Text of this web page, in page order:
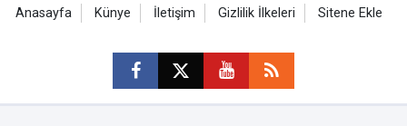
Anasayfa Künye İletişim Gizlilik İlkeleri Sitene Ekle